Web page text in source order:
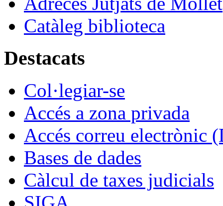
Catàleg biblioteca
Destacats
Col·legiar-se
Accés a zona privada
Accés correu electrònic
Bases de dades
Càlcul de taxes judicials